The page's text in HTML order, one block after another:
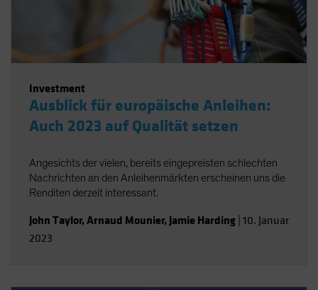
Investment
Ausblick für europäische Anleihen:
Auch 2023 auf Qualität setzen
Angesichts der vielen, bereits eingepreisten schlechten
Nachrichten an den Anleihenmärkten erscheinen uns die
Renditen derzeit interessant.
John Taylor,Arnaud Mounier, Jamie Harding 10. Januar
2023